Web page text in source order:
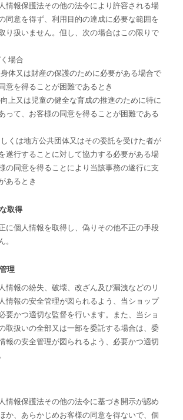
情報保護法その他の法令により許容される場
同意を得ず、利用目的の達成に必要な範囲を
り扱いません。但し、次の場合はこの限りで
場合
身体又は財産の保護のために必要がある場合で
意を得ることが困難であるとき
向上又は児童の健全な育成の推進のために特に
って、お客様の同意を得ることが困難である
しくは地方公共団体又はその委託を受けた者が
遂行することに対して協力する必要がある場
の同意を得ることにより当該事務の遂行に支
あるとき
取得
に個人情報を取得し、偽りその他不正の手段
。
理
情報の紛失、破壊、改ざん及び漏洩などのリ
情報の安全管理が図られるよう、当ショップ
要かつ適切な監督を行います。また、当ショ
取扱いの全部又は一部を委託する場合は、委
報の安全管理が図られるよう、必要かつ適切
情報保護法その他の法令に基づき開示が認め
か、あらかじめお客様の同意を得ないで、個